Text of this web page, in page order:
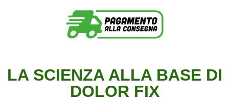
LA SCIENZA ALLA BASE DI
DOLOR FIX